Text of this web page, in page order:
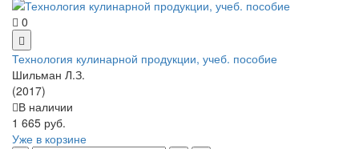
0
Технология кулинарной продукции, учеб. пособие
Шильман Л.З.
(2017)
В наличии
1 665 руб.
Уже в корзине